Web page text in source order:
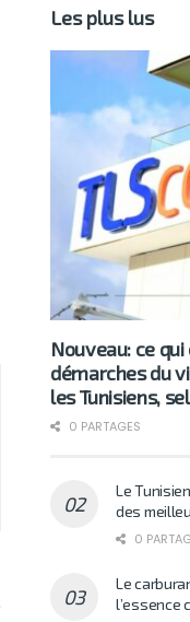
Les plus lus
Nouveau: ce
démarches du
les Tunisiens,
0 PARTAGES
Le
des
0
Le
l’essence